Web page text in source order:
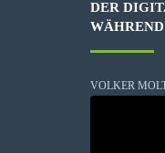
DER
VOLKER